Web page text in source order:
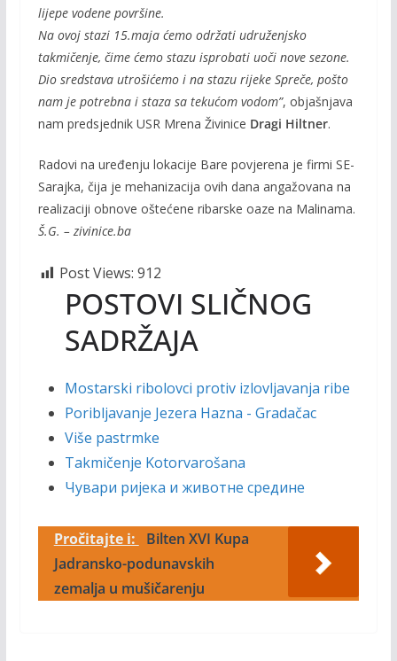
lijepe vodene površine.
Na ovoj stazi 15.maja ćemo održati udruženjsko
takmičenje, čime ćemo stazu isprobati uoči nove sezone.
Dio sredstava utrošićemo i na stazu rijeke Spreče, pošto
nam je potrebna i staza sa tekućom vodom”, objašnjava
nam predsjednik USR Mrena Živinice Dragi Hiltner.
Radovi na uređenju lokacije Bare povjerena je firmi SE-
Sarajka, čija je mehanizacija ovih dana angažovana na
realizaciji obnove oštećene ribarske oaze na Malinama.
Š.G. – zivinice.ba
Post Views: 912
POSTOVI SLIČNOG
SADRŽAJA
Mostarski ribolovci protiv izlovljavanja ribe
Poribljavanje Jezera Hazna - Gradačac
Više pastrmke
Takmičenje Kotorvarošana
Чувари ријека и животне средине
Pročitajte i:
Bilten XVI Kupa
Jadransko-podunavskih
zemalja u mušičarenju